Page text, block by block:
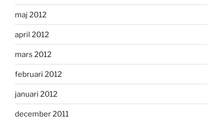
maj 2012
april 2012
mars 2012
februari 2012
januari 2012
december 2011